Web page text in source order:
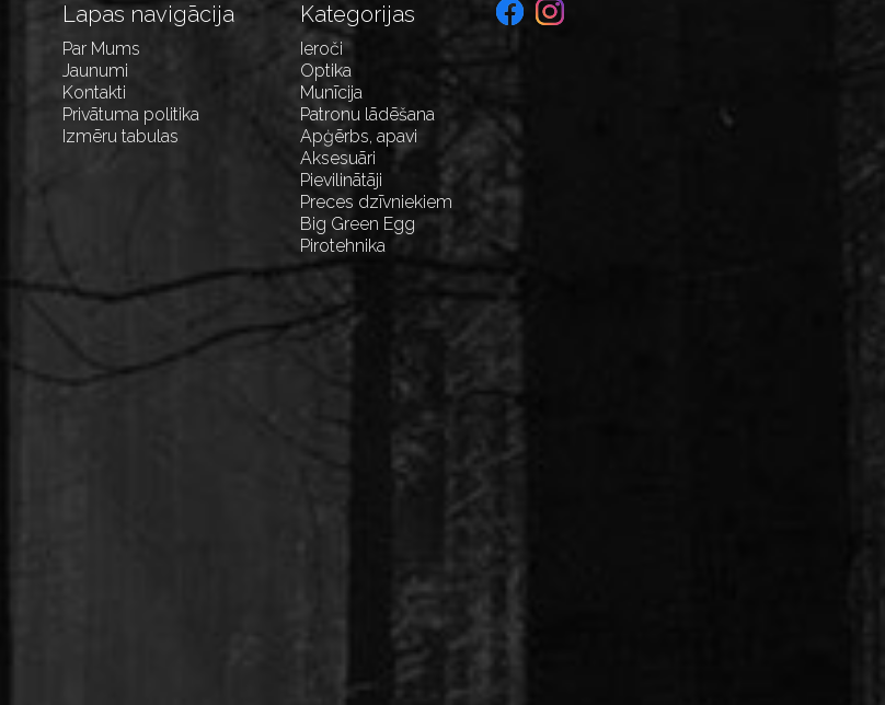
Lapas navigācija
Par Mums
Jaunumi
Kontakti
Privātuma politika
Izmēru tabulas
Kategorijas
Ieroči
Optika
Munīcija
Patronu lādēšana
Apģērbs, apavi
Aksesuāri
Pievilinātāji
Preces dzīvniekiem
Big Green Egg
Pirotehnika